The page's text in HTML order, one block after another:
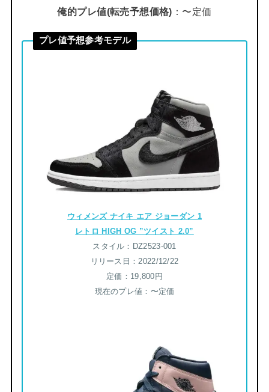
俺的プレ値(転売予想価格) ：〜定価
プレ値予想参考モデル
ウィメンズ ナイキ エア ジョーダン 1
レトロ HIGH OG ”ツイスト 2.0”
スタイル：DZ2523-001
リリース日：2022/12/22
定価：19,800円
現在のプレ値：〜定価